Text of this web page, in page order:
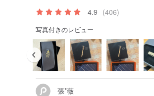
4.9 (406)
写真付きのレビュー
張*薇